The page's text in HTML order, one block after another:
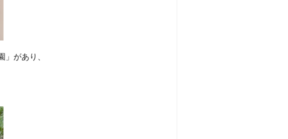
があり、